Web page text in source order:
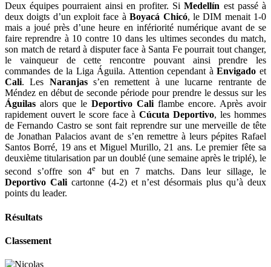
Deux équipes pourraient ainsi en profiter. SiMedellín est passé à
deux doigts d’un exploit face àBoyacá Chicó, le DIM menait 1-0
mais a joué près d’une heure en infériorité numérique avant de se
faire reprendre à 10 contre 10 dans les ultimes secondes du match,
son match de retard à disputer face à Santa Fe pourrait tout changer,
le vainqueur de cette rencontre pouvant ainsi prendre les
commandes de la Liga Águila. Attention cependant àEnvigado et
Cali. Les Naranjass’en remettent à une lucarne rentrante de
Méndez en début de seconde période pour prendre le dessus sur les
Águilas alors que le Deportivo Cali flambe encore. Après avoir
rapidement ouvert le score face àCúcuta Deportivo, les hommes
de Fernando Castro se sont fait reprendre sur une merveille de tête
de Jonathan Palacios avant de s’en remettre à leurs pépites Rafael
Santos Borré, 19 ans et Miguel Murillo, 21 ans. Le premier fête sa
deuxième titularisation par un doublé (une semaine après le triplé), le
second s’offre son 4e but en 7 matchs. Dans leur sillage, le
Deportivo Calicartonne (4-2) et n’est désormais plus qu’à deux
points du leader.
Résultats
Classement